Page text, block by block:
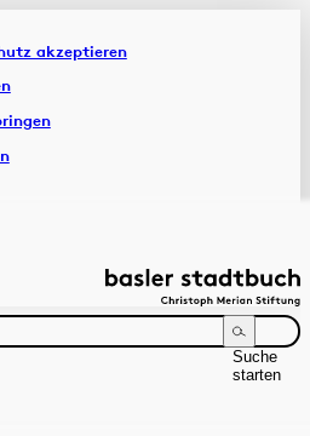
akzeptieren
Dossiers
Suche
starten